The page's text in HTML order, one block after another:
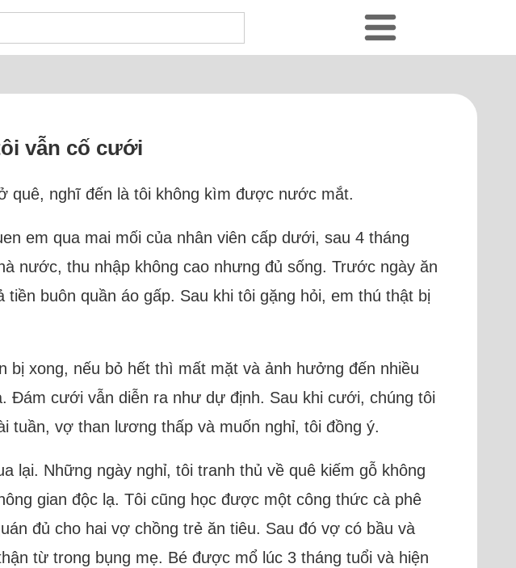
vẫn cố cưới
quê, nghĩ đến là tôi không kìm được nước mắt.
em qua mai mối của nhân viên cấp dưới, sau 4 tháng
nước, thu nhập không cao nhưng đủ sống. Trước ngày ăn
buôn quần áo gấp. Sau khi tôi gặng hỏi, em thú thật bị
bị xong, nếu bỏ hết thì mất mặt và ảnh hưởng đến nhiều
Đám cưới vẫn diễn ra như dự định. Sau khi cưới, chúng tôi
tuần, vợ than lương thấp và muốn nghỉ, tôi đồng ý.
lại. Những ngày nghỉ, tôi tranh thủ về quê kiếm gỗ không
gian độc lạ. Tôi cũng học được một công thức cà phê
đủ cho hai vợ chồng trẻ ăn tiêu. Sau đó vợ có bầu và
từ trong bụng mẹ. Bé được mổ lúc 3 tháng tuổi và hiện